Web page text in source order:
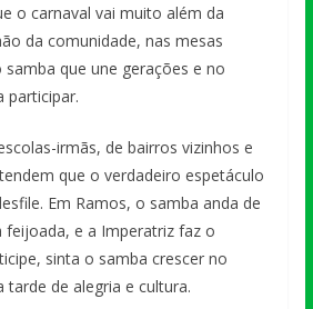
o carnaval vai muito além da
da comunidade, nas mesas
que une gerações e no
participar.
irmãs, de bairros vizinhos e
que o verdadeiro espetáculo
Em Ramos, o samba anda de
feijoada, e a Imperatriz faz o
sinta o samba crescer no
tarde de alegria e cultura.